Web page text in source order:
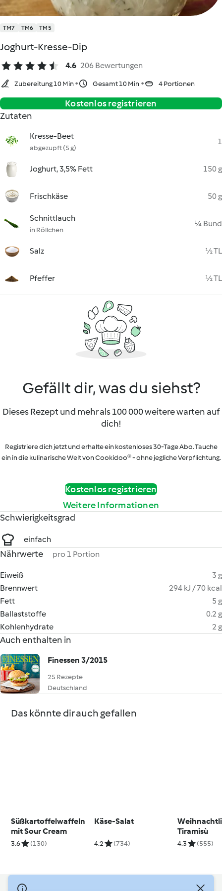
TM7 TM6 TM5
Joghurt-Kresse-Dip
4.6 206 Bewertungen
Zubereitung 10 Min Gesamt 10 Min 4 Portionen
Kostenlos registrieren
Zutaten
Kresse-Beet
abgezupft (5 g)
1
Joghurt, 3,5% Fett 150 g
Frischkäse 50 g
Schnittlauch
in Röllchen
¼ Bund
Salz ½ TL
Pfeffer ½ TL
Gefällt dir, was du siehst?
Dieses Rezept und mehr als 100 000 weitere warten auf
dich!
Registriere dich jetzt und erhalte ein kostenloses 30-Tage Abo. Tauche
ein in die kulinarische Welt von Cookidoo® - ohne jegliche Verpflichtung.
Kostenlos registrieren
Weitere Informationen
Schwierigkeitsgrad
einfach
Nährwerte pro 1 Portion
Eiweiß
3 g
Brennwert
294 kJ / 70 kcal
Fett
5 g
Ballaststoffe
0.2 g
Kohlenhydrate
2 g
Auch enthalten in
Finessen 3/2015
25 Rezepte
Deutschland
Das könnte dir auch gefallen
Süßkartoffelwaffeln
mit Sour Cream
3.6 (130)
Käse-Salat
4.2 (734)
Tiramisù
4.3 (555)